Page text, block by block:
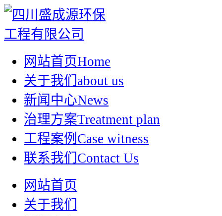
网站首页Home
关于我们 about us
新闻中心News
治理方案Treatment plan
工程案例 Case witness
联系我们 Contact Us
网站首页
关于我们